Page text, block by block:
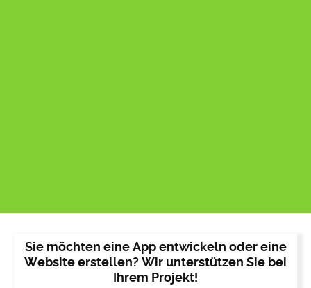
Sie möchten eine App entwickeln oder eine
Website erstellen? Wir unterstützen Sie bei
Ihrem Projekt!